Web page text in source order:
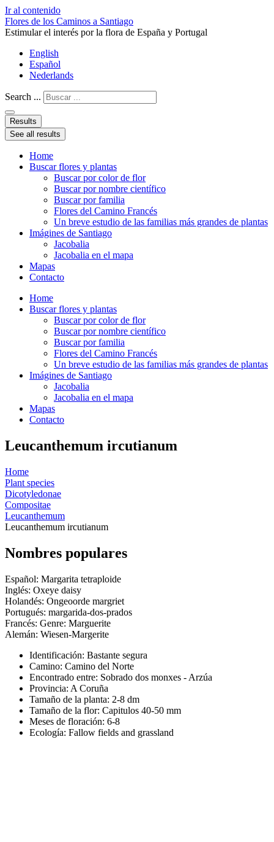
Ir al contenido
Flores de los Caminos a Santiago
Estimular el interés por la flora de España y Portugal
English
Español
Nederlands
Search ...
Results
See all results
Home
Buscar flores y plantas
Buscar por color de flor
Buscar por nombre científico
Buscar por familia
Flores del Camino Francés
Un breve estudio de las familias más grandes de plantas
Imágines de Santiago
Jacobalia
Jacobalia en el mapa
Mapas
Contacto
Home
Buscar flores y plantas
Buscar por color de flor
Buscar por nombre científico
Buscar por familia
Flores del Camino Francés
Un breve estudio de las familias más grandes de plantas
Imágines de Santiago
Jacobalia
Jacobalia en el mapa
Mapas
Contacto
Leucanthemum ircutianum
Home
Plant species
Dicotyledonae
Compositae
Leucanthemum
Leucanthemum ircutianum
Nombres populares
Español: Margarita tetraploide
Inglés: Oxeye daisy
Holandés: Ongeoorde margriet
Portugués: margarida-dos-prados
Francés: Genre: Marguerite
Alemán: Wiesen-Margerite
Identificación: Bastante segura
Camino: Camino del Norte
Encontrado entre: Sobrado dos monxes - Arzúa
Provincia: A Coruña
Tamaño de la planta: 2-8 dm
Tamaño de la flor: Capitulos 40-50 mm
Meses de floración: 6-8
Ecología: Fallow fields and grassland